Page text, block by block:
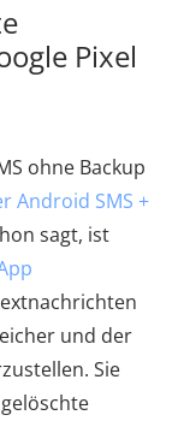
Pixel
ohne Backup
Android SMS +
sagt, ist
und der
Sie